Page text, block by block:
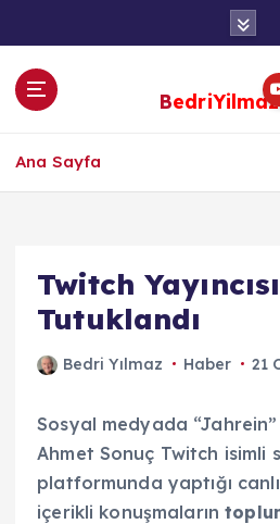
Ana Sayfa
Twitch
Tutuklandı
Bedri Yılmaz Haber 21
Sosyal medyada
Ahmet Sonuç Twitch isimli
platformunda yaptığı
içerikli konuşmaların